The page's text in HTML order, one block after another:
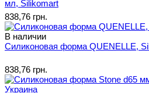
мл, Silikomart
838,76 грн.
В наличии
Силиконовая форма QUENELLE,
838,76 грн.